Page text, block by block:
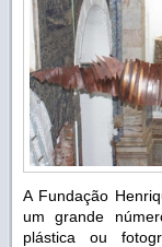
A Fundação
um grande
plástica ou